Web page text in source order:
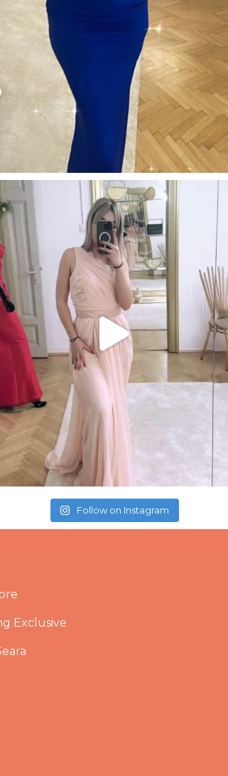
Follow on Instagram
Exclusive